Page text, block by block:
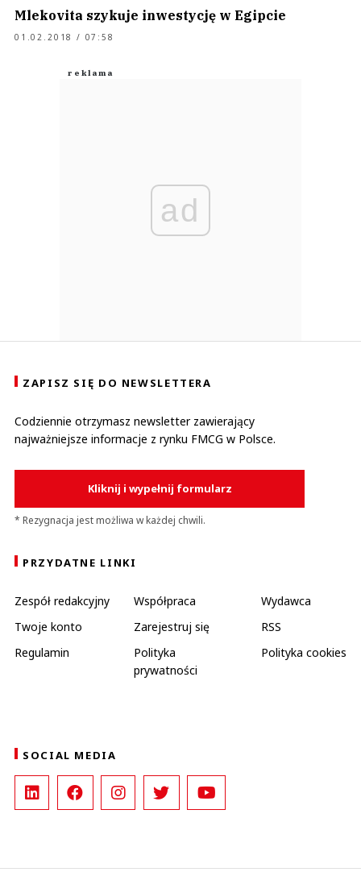
Mlekovita szykuje inwestycję w Egipcie
01.02.2018 / 07:58
ad
ZAPISZ SIĘ DO NEWSLETTERA
Codziennie otrzymasz newsletter zawierający
najważniejsze informacje z rynku FMCG w Polsce.
Kliknij i wypełnij formularz
* Rezygnacja jest możliwa w każdej chwili.
PRZYDATNE LINKI
Zespół redakcyjny Współpraca
Wydawca
Twoje konto
Zarejestruj się
RSS
Regulamin
Polityka
prywatności
Polityka cookies
SOCIAL MEDIA